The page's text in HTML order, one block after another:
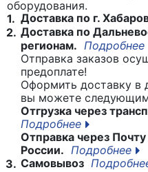
оборудования.
1. Доставка по г.
2. Доставка по
регионам. Подробнее
Отправка заказов
предоплате!
Оформить доставку в
вы можете
Отгрузка через
Подробнее
Отправка через
России. Подробнее
3. Самовывоз